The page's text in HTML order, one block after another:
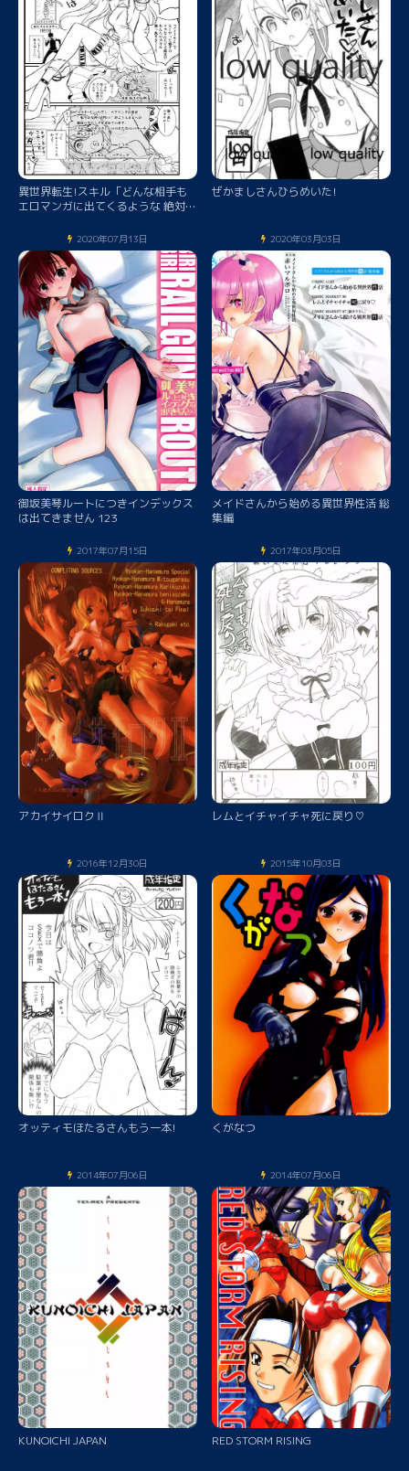
異世界転生!スキル「どんな相手も
エロマンガに出てくるような 絶対従
させる」能力を俺を雑魚と笑う転生
の女神に使ってみた!
ぜかましさんひらめいた!
2020年07月13日
御坂美琴ルートにつきインデックス
は出てきません 123
2020年03月03日
メイドさんから始める異世界性活 総
集編
2017年07月15日
アカイサイロクⅡ
2017年03月05日
レムとイチャイチャ死に戻り♡
2016年12月30日
オッティモほたるさんもう一本!
2015年10月03日
くがなつ
2014年07月06日
KUNOICHI JAPAN
2014年07月06日
RED STORM RISING